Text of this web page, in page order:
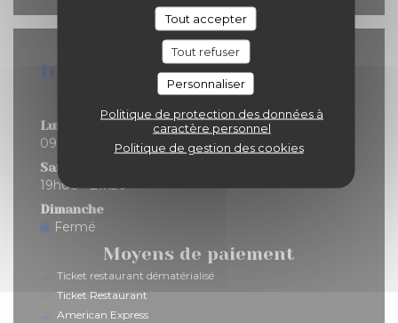
Tout accepter
Tout refuser
Personnaliser
Politique de protection des données à
caractère personnel
Politique de gestion des cookies
Infos pratiques
Horaires
Lun
09h00 - 21h30
Samedi
19h00 - 21h30
Dimanche
Fermé
Moyens de paiement
Ticket restaurant dématérialisé
Ticket Restaurant
American Express